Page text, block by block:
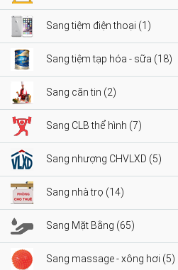
Sang tiệm điện thoại (1)
Sang tiệm tạp hóa - sữa (18)
Sang căn tin (2)
Sang CLB thể hình (7)
Sang nhượng CHVLXD (5)
Sang nhà trọ (14)
Sang Mặt Bằng (65)
Sang massage - xông hơi (5)